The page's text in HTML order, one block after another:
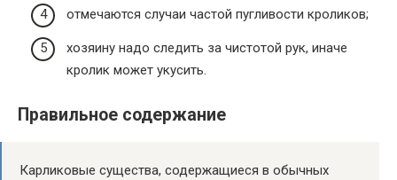
отмечаются случаи частой пугливости кроликов;
хозяину надо следить за чистотой рук, иначе
кролик может укусить.
Правильное содержание
Карликовые существа, содержащиеся в обычных